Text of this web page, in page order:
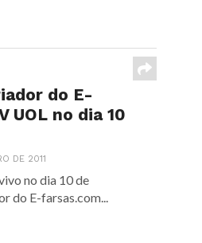
do E-
UOL no dia 10
DE 2011
no dia 10 de
do E-farsas.com...